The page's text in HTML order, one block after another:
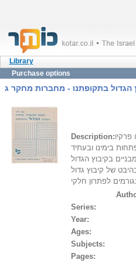
Library
Purchase options
הגדול בתקופתנו - מחברות מחקר ג
Description:
Series:
Year:
Ages:
Subjects:
Pages: